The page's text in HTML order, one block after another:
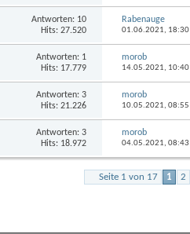
Antworten: 10
Hits: 27.520
Rabenauge
01.06.2021, 18:30
Antworten: 1
Hits: 17.779
morob
14.05.2021, 10:40
Antworten: 3
Hits: 21.226
morob
10.05.2021, 08:55
Antworten: 3
Hits: 18.972
morob
04.05.2021, 08:43
Seite 1 von 17 1 2